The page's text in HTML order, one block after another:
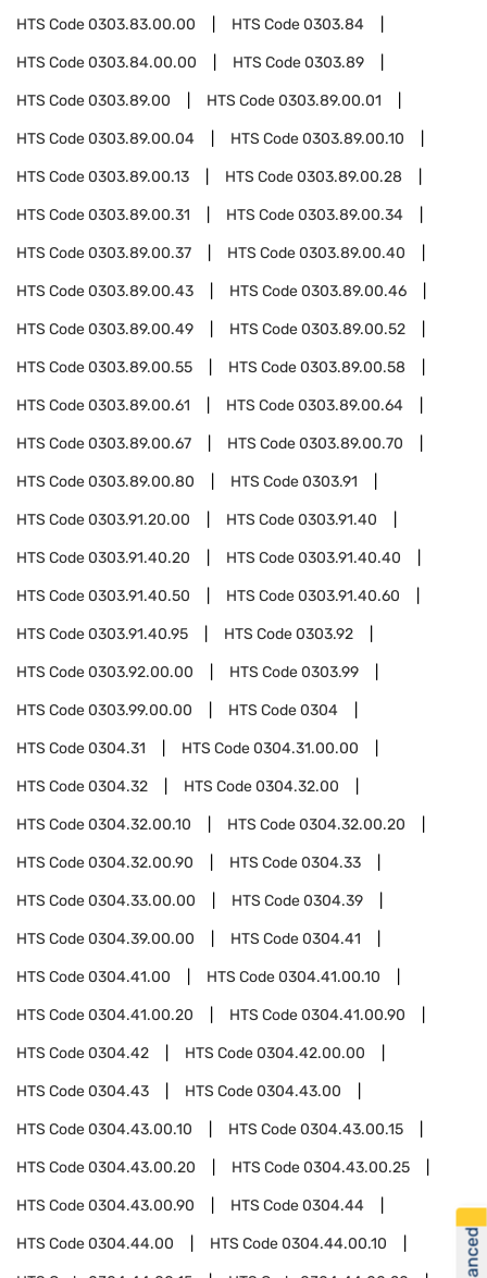
HTS Code0303.83.00.00 HTS Code0303.84
HTS Code0303.84.00.00 HTS Code0303.89
HTS Code0303.89.00 HTS Code0303.89.00.01
HTS Code0303.89.00.04 HTS Code0303.89.00.10
HTS Code0303.89.00.13 HTS Code0303.89.00.28
HTS Code0303.89.00.31 HTS Code0303.89.00.34
HTS Code0303.89.00.37 HTS Code0303.89.00.40
HTS Code0303.89.00.43 HTS Code0303.89.00.46
HTS Code0303.89.00.49 HTS Code0303.89.00.52
HTS Code0303.89.00.55 HTS Code0303.89.00.58
HTS Code0303.89.00.61 HTS Code0303.89.00.64
HTS Code0303.89.00.67 HTS Code0303.89.00.70
HTS Code0303.89.00.80 HTS Code0303.91
HTS Code0303.91.20.00 HTS Code0303.91.40
HTS Code0303.91.40.20 HTS Code0303.91.40.40
HTS Code0303.91.40.50 HTS Code0303.91.40.60
HTS Code0303.91.40.95 HTS Code0303.92
HTS Code0303.92.00.00 HTS Code0303.99
HTS Code0303.99.00.00 HTS Code0304
HTS Code0304.31 HTS Code0304.31.00.00
HTS Code0304.32 HTS Code0304.32.00
HTS Code0304.32.00.10 HTS Code0304.32.00.20
HTS Code0304.32.00.90 HTS Code0304.33
HTS Code0304.33.00.00 HTS Code0304.39
HTS Code0304.39.00.00 HTS Code0304.41
HTS Code0304.41.00 HTS Code0304.41.00.10
HTS Code0304.41.00.20 HTS Code0304.41.00.90
HTS Code0304.42 HTS Code0304.42.00.00
HTS Code0304.43 HTS Code0304.43.00
HTS Code0304.43.00.10 HTS Code0304.43.00.15
HTS Code0304.43.00.20 HTS Code0304.43.00.25
HTS Code0304.43.00.90 HTS Code0304.44
HTS Code0304.44.00 HTS Code0304.44.00.10